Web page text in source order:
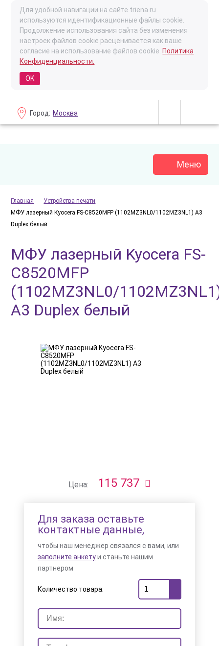
Для удобной навигации на сайте triena.ru
используются идентификационные файлы cookie.
Продолжение использования сайта без изменения
настроек файлов cookie расценивается как ваше
согласие на использование файлов cookie. Политика
Конфиденциальности.
OK
Город: Москва
Меню
Главная
Устройства печати
МФУ лазерный Kyocera FS-C8520MFP (1102MZ3NL0/1102MZ3NL1) A3
Duplex белый
МФУ лазерный Kyocera FS-
C8520MFP
(1102MZ3NL0/
A3 Duplex белый
Цена: 115 737
Для заказа оставьте
контактные данные,
чтобы наш менеджер связался с вами, или
заполните анкетуи станьте нашим
партнером
Количество товара: